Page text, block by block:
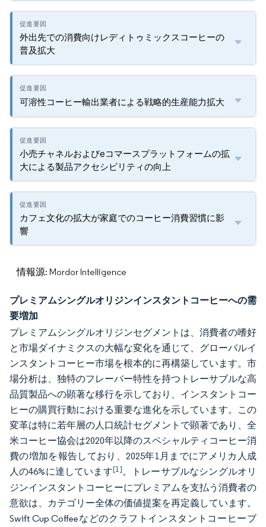
外出先での消費向けレディトゥミックスコーヒーの
普及拡大
可溶性コーヒー輸出業者による戦略的生産能力拡大
小売チャネルおよびeコマースプラットフォームの拡
大による製品アクセシビリティの向上
カフェ文化の拡大が家庭でのコーヒー消費習慣に影
響
情報源: Mordor Intelligence
プレミアムシングルオリジンインスタントコーヒーへの需
要増加
プレミアムシングルオリジンセグメントは、消費者の嗜好
と市場ダイナミクスの大幅な変化を通じて、グローバルイ
ンスタントコーヒー市場を根本的に再構築しています。市
場分析は、独特のフレーバー特性を持つトレーサブルな高
品質製品への顕著な移行を示しており、インスタントコー
ヒーの購買行動における重要な進化を示しています。この
変革は特に若年層の人口統計セグメントで顕著であり、全
米コーヒー協会は2020年以降のスペシャルティコーヒー消
費の増加を報告しており、2025年1月までにアメリカ人成
人の46%に達しています[1]。トレーサブルなシングルオリ
ジンインスタントコーヒーにプレミアムを支払う消費者の
意欲は、カテゴリー全体の価値提案を再定義しています。
Swift Cup Coffeeなどのクラフトインスタントコーヒーブ